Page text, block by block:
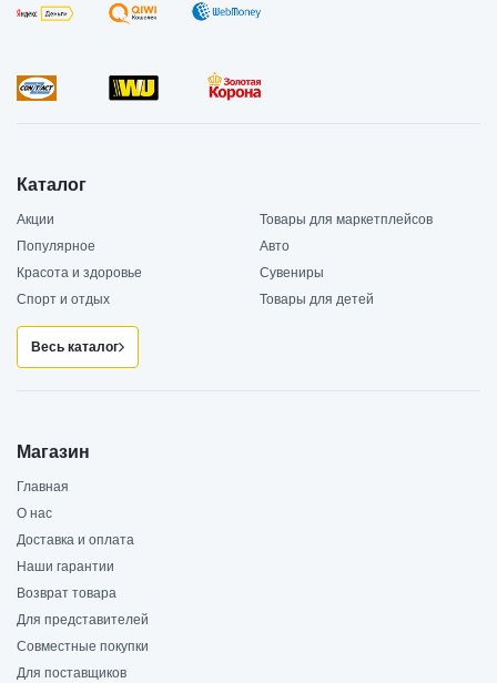
Каталог
Акции
Товары для маркетплейсов
Популярное
Авто
Красота и здоровье
Сувениры
Спорт и отдых
Товары для детей
Весь каталог
Магазин
Главная
О нас
Доставка и оплата
Наши гарантии
Возврат товара
Для представителей
Совместные покупки
Для поставщиков